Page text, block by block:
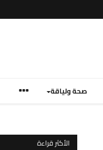
صحة ولياقة
الأكثر قراءة